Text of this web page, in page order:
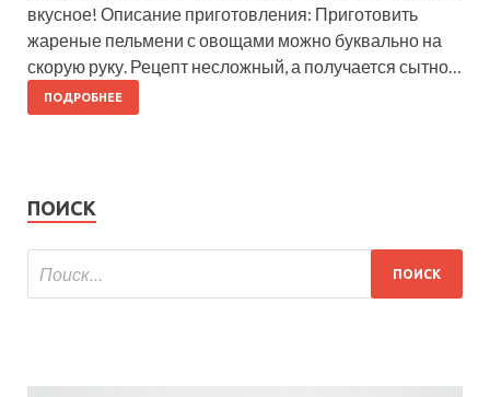
вкусное! Описание приготовления: Приготовить
жареные пельмени с овощами можно буквально на
скорую руку. Рецепт несложный, а получается сытно…
ПОДРОБНЕЕ
ПОИСК